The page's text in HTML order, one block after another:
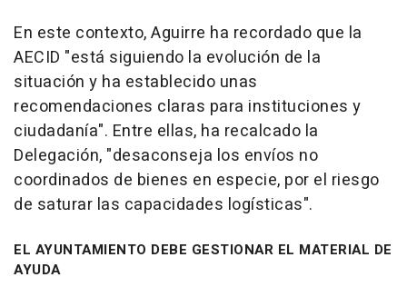
En este contexto, Aguirre ha recordado que la
AECID "está siguiendo la evolución de la
situación y ha establecido unas
recomendaciones claras para instituciones y
ciudadanía". Entre ellas, ha recalcado la
Delegación, "desaconseja los envíos no
coordinados de bienes en especie, por el riesgo
de saturar las capacidades logísticas".
EL AYUNTAMIENTO DEBE GESTIONAR EL MATERIAL DE
AYUDA